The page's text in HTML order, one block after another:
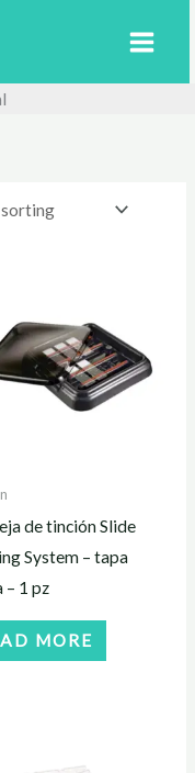
de tinción Slide
System – tapa
– 1 pz
MORE